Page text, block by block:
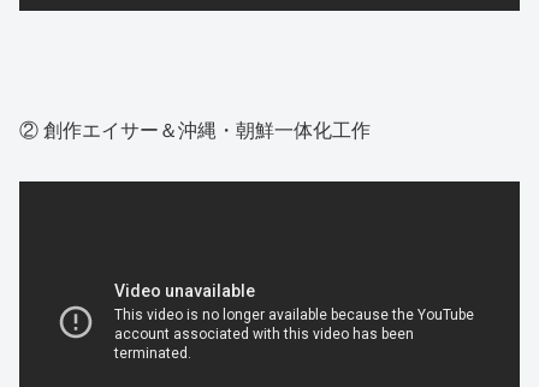
② 創作エイサー＆沖縄・朝鮮一体化工作